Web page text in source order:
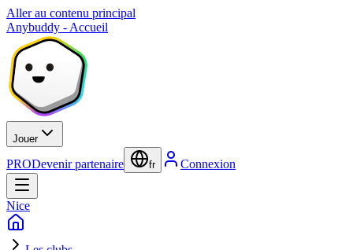
Aller au contenu principal
Anybuddy - Accueil
Jouer
PRODevenir partenaire fr Connexion
Nice